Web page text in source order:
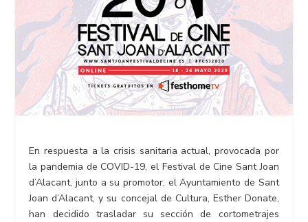
En respuesta a la crisis sanitaria actual, provocada por
la pandemia de COVID-19, el Festival de Cine Sant Joan
d’Alacant, junto a su promotor, el Ayuntamiento de Sant
Joan d’Alacant, y su concejal de Cultura, Esther Donate,
han decidido trasladar su sección de cortometrajes